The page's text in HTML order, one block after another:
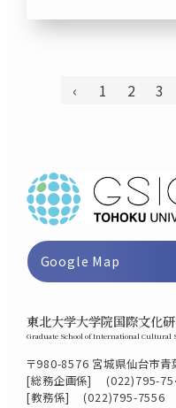
‹ 1 2 3
Google Map
東北大学大学院国際文化
Graduate School of International Cultural
〒980-8576 宮城県仙台市青
[総務企画係]
(022)795-
[教務係]
(022)795-7556